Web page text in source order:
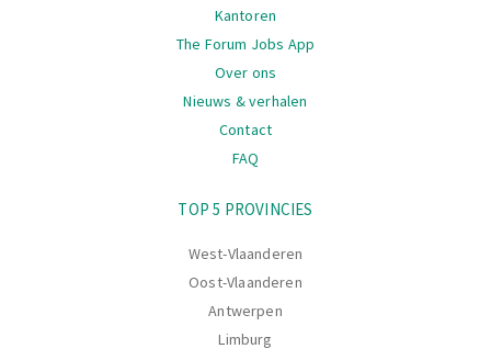
Kantoren
The Forum Jobs App
Over ons
Nieuws & verhalen
Contact
FAQ
TOP 5 PROVINCIES
West-Vlaanderen
Oost-Vlaanderen
Antwerpen
Limburg